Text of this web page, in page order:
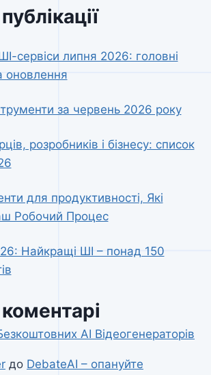
сервіси липня 2026: головні
оновлення
за червень 2026 року
розробників і бізнесу: список
для продуктивності, Які
Робочий Процес
Найкращі ШІ – понад 150
AI Відеогенераторів
до DebateAI – опануйте